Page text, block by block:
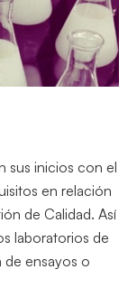
sus inicios con el
en relación
de Calidad. Así
laboratorios de
de ensayos o